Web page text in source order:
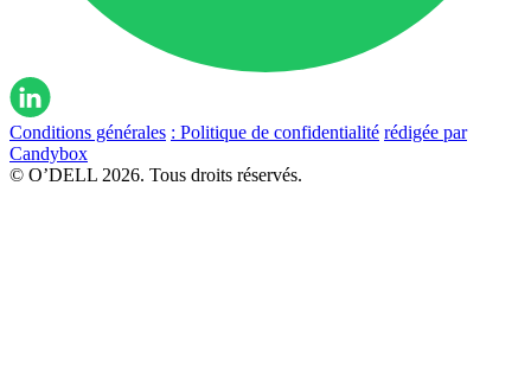
Conditions générales : Politique de confidentialité rédigée par
Candybox
© O’DELL 2026. Tous droits réservés.